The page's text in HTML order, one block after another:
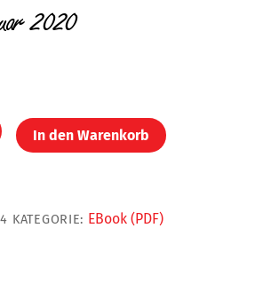
2020
In den Warenkorb
KATEGORIE: EBook (PDF)